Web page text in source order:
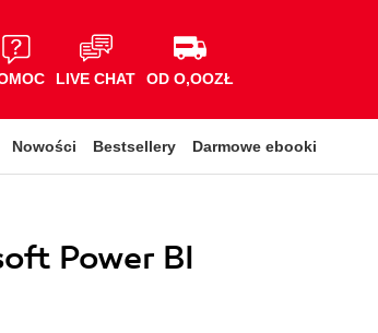
LIVE CHAT OD O,OOZŁ
Nowości Bestsellery Darmowe ebooki
Power BI